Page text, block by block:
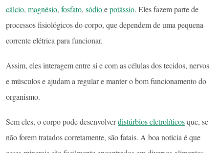
cálcio, magnésio, fosfato, sódioepotássio. Eles fazem parte de
processos fisiológicos do corpo, que dependem de uma pequena
corrente elétrica para funcionar.
Assim, eles interagem entre si e com as células dos tecidos, nervos
e músculos e ajudam a regular e manter o bom funcionamento do
organismo.
Sem eles, o corpo pode desenvolverdistúrbios eletrolíticosque, se
não forem tratados corretamente, são fatais. A boa notícia é que